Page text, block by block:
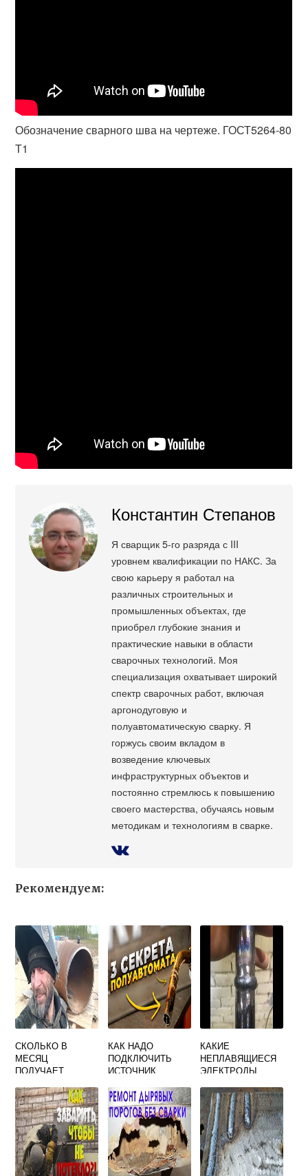
Обозначение сварного шва на чертеже. ГОСТ5264-80
Т1
Константин Степанов
Я сварщик 5-го разряда с III
уровнем квалификации по НАКС. За
свою карьеру я работал на
различных строительных и
промышленных объектах, где
приобрел глубокие знания и
практические навыки в области
сварочных технологий. Моя
специализация охватывает широкий
спектр сварочных работ, включая
аргонодуговую и
полуавтоматическую сварку. Я
горжусь своим вкладом в
возведение ключевых
инфраструктурных объектов и
постоянно стремлюсь к повышению
своего мастерства, обучаясь новым
методикам и технологиям в сварке.
Рекомендуем:
СКОЛЬКО В
МЕСЯЦ
ПОЛУЧАЕТ
РАЗРЯДА
КАК НАДО
ПОДКЛЮЧИТЬ
ИСТОЧНИК
ТОКА ПРИ
СВАРКЕ НА
ОБРАТНОЙ
ПОЛЯРНОСТИ
КАКИЕ
НЕПЛАВЯЩИЕСЯ
ЭЛЕКТРОДЫ
ДУГОВОЙ СВАРКЕ
В ЗАЩИТНЫХ
ГАЗАХ